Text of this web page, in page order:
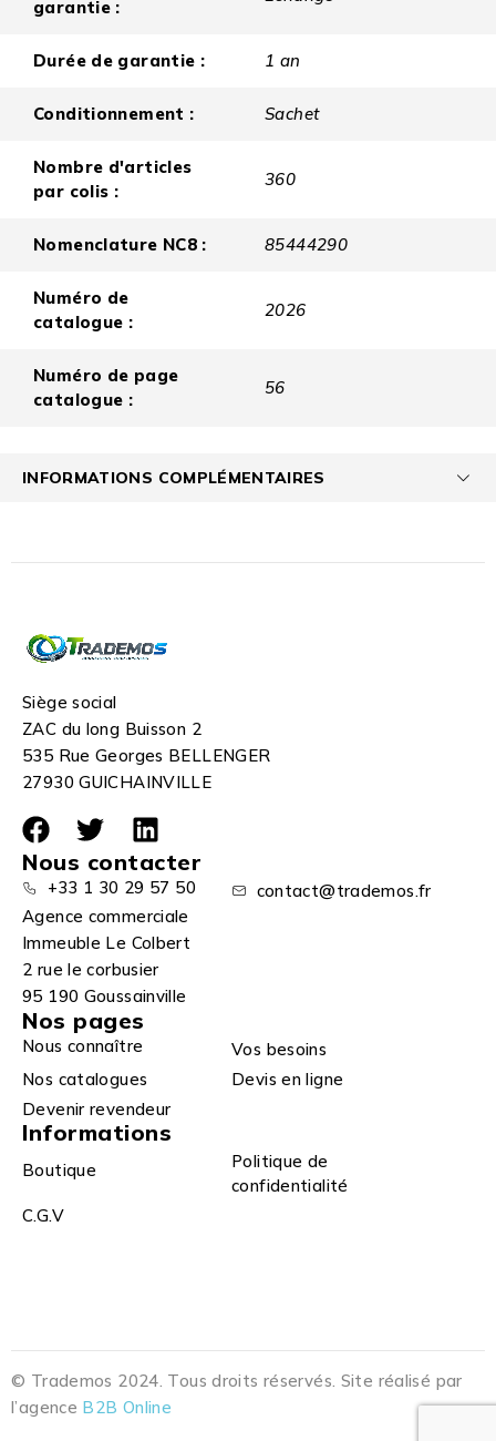
garantie :
Durée de garantie : 1 an
Conditionnement : Sachet
Nombre d'articles
par colis :
360
Nomenclature NC8 : 85444290
Numéro de
catalogue :
2026
Numéro de page
catalogue :
56
INFORMATIONS COMPLÉMENTAIRES
Siège social
ZAC du long Buisson 2
535 Rue Georges BELLENGER
27930 GUICHAINVILLE
Nous contacter
+33 1 30 29 57 50
contact@trademos.fr
Agence commerciale
Immeuble Le Colbert
2 rue le corbusier
95 190 Goussainville
Nos pages
Nous connaître
Vos besoins
Nos catalogues
Devis en ligne
Devenir revendeur
Informations
Boutique
Politique de
confidentialité
C.G.V
© Trademos 2024. Tous droits réservés. Site réalisé par
l’agence B2B Online